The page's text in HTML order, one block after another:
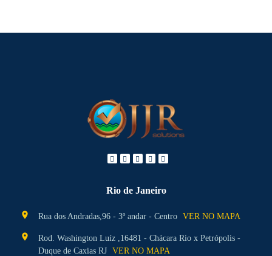
Rio de Janeiro
location_on Rua dos Andradas,96 - 3º andar - Centro VER NO MAPA
location_on
Rod. Washington Luíz ,16481 - Chácara Rio x Petrópolis -
Duque de Caxias RJ VER NO MAPA